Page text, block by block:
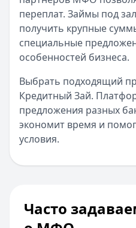
переплат. Займы под
получить крупные
специальные
особенностей бизнеса.
Выбрать подходящий
Кредитный Зай.
предложения разных
экономит время и
условия.
Часто